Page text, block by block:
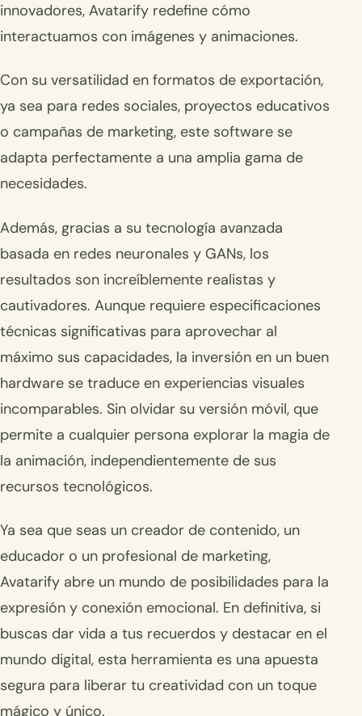
innovadores, Avatarify redefine cómo
interactuamos con imágenes y animaciones.
Con su versatilidad en formatos de exportación,
ya sea para redes sociales, proyectos educativos
o campañas de marketing, este software se
adapta perfectamente a una amplia gama de
necesidades.
Además, gracias a su tecnología avanzada
basada en redes neuronales y GANs, los
resultados son increíblemente realistas y
cautivadores. Aunque requiere especificaciones
técnicas significativas para aprovechar al
máximo sus capacidades, la inversión en un buen
hardware se traduce en experiencias visuales
incomparables. Sin olvidar su versión móvil, que
permite a cualquier persona explorar la magia de
la animación, independientemente de sus
recursos tecnológicos.
Ya sea que seas un creador de contenido, un
educador o un profesional de marketing,
Avatarify abre un mundo de posibilidades para la
expresión y conexión emocional. En definitiva, si
buscas dar vida a tus recuerdos y destacar en el
mundo digital, esta herramienta es una apuesta
segura para liberar tu creatividad con un toque
mágico y único.